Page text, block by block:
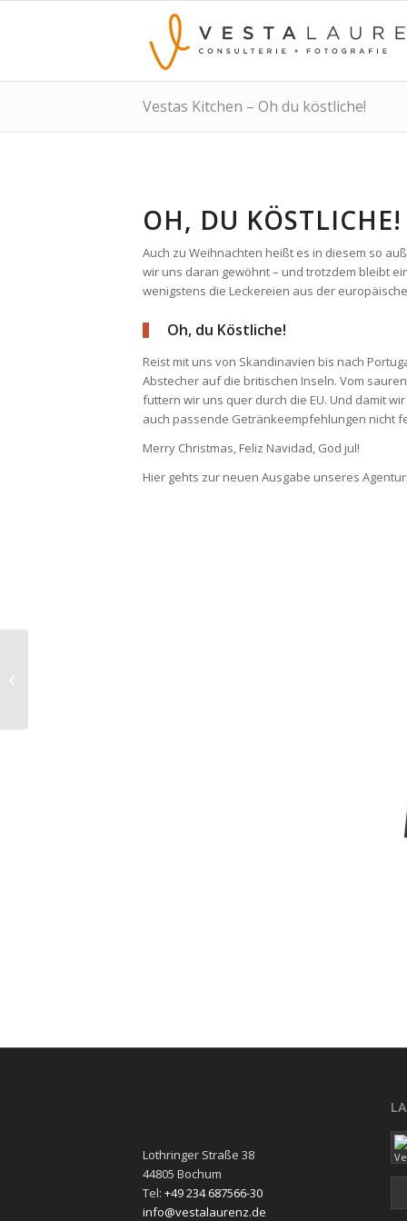
Vestas Kitchen – Oh du köstliche!
OH, DU KÖSTLICHE!
Auch zu Weihnachten heißt es in diesem so
wir uns daran gewöhnt – und trotzdem bleibt
wenigstens die Leckereien aus der
Oh, du Köstliche!
Reist mit uns von Skandinavien bis nach
Abstecher auf die britischen Inseln. Vom
futtern wir uns quer durch die EU. Und damit
auch passende Getränkeempfehlungen nicht
Merry Christmas, Feliz Navidad, God jul!
Hier gehts zur neuen Ausgabe unseres
Lothringer Straße 38
44805 Bochum
Tel: +49 234 687566-30
info@vestalaurenz.de